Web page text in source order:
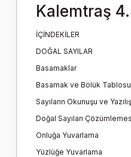
Kalemtraş
İÇİNDEKİLER
DOĞAL SAYILAR
Basamaklar
Basamak ve Bölük Tablosu
Sayıların Okunuşu ve
Doğal Sayıları
Onluğa Yuvarlama
Yüzlüğe Yuvarlama